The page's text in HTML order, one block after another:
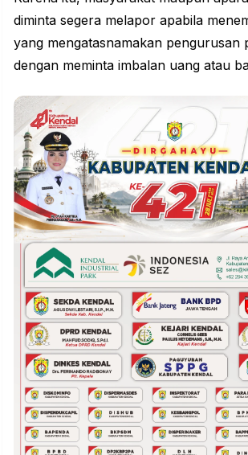
diminta segera melapor apabila
yang mengatasnamakan pengurusan
dengan meminta imbalan uang atau